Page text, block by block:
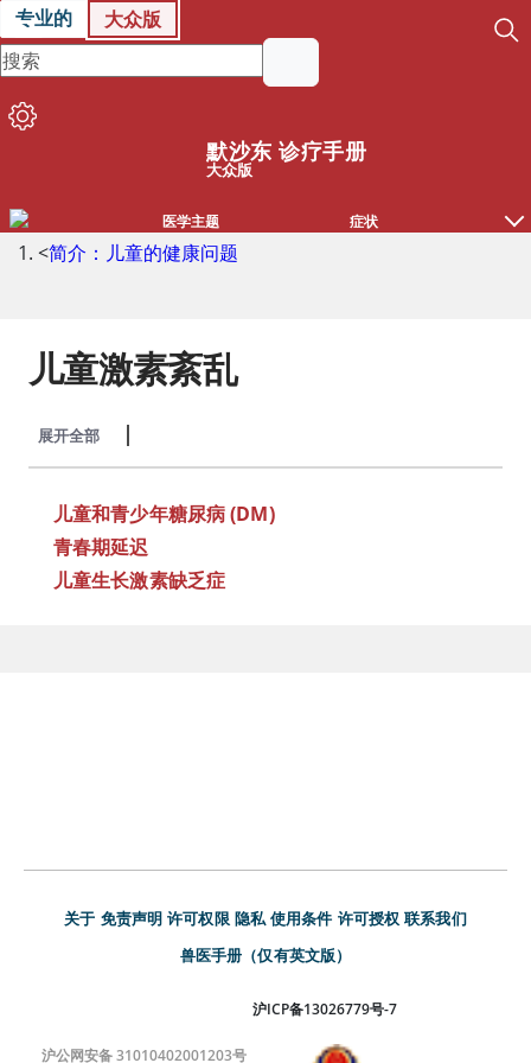
专业的 大众版
默沙东 诊疗手册
大众版
医学主题 症状
<简介：儿童的健康问题
儿童激素紊乱
展开全部
儿童和青少年糖尿病 (DM)
青春期延迟
儿童生长激素缺乏症
关于 免责声明 许可权限 隐私 使用条件 许可授权 联系我们
兽医手册（仅有英文版）
沪ICP备13026779号-7
沪公网安备 31010402001203号